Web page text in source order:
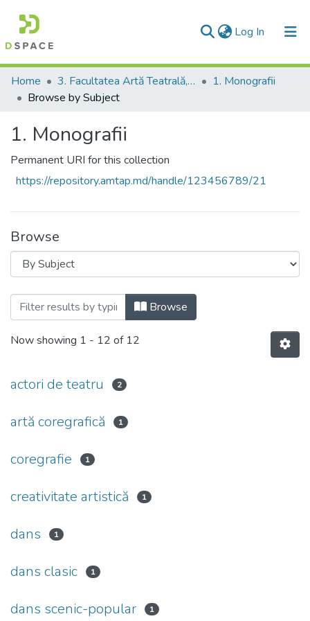
Log In (current)
Communities & Collections
All of DSpace
Home 3. Facultatea Artă Teatrală, Coregrafică şi Multimedia
1. Monografii
Browse by Subject
1. Monografii
Permanent URI for this collection
https://repository.amtap.md/handle/123456789/21
Browse
Browsing 1. Monografii by Subject
Browse
Now showing 1 - 12 of 12
actori de teatru 2
artă coregrafică 1
coregrafie 1
creativitate artistică 1
dans 1
dans clasic 1
dans scenic-popular 1